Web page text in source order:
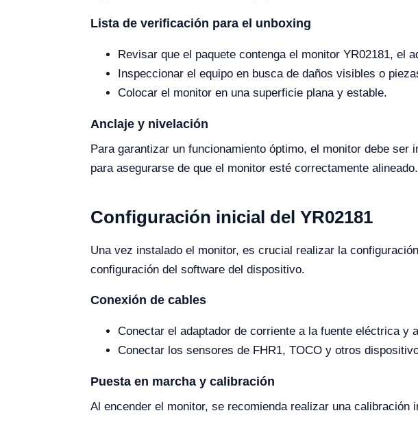
Lista de verificación para el unboxing
Revisar que el paquete contenga el monitor YR02181, el
Inspeccionar el equipo en busca de daños visibles o
Colocar el monitor en una superficie plana y estable.
Anclaje y nivelación
Para garantizar un funcionamiento óptimo, el monitor debe
para asegurarse de que el monitor esté correctamente
Configuración inicial del YR02181
Una vez instalado el monitor, es crucial realizar la
configuración del software del dispositivo.
Conexión de cables
Conectar el adaptador de corriente a la fuente eléctrica y
Conectar los sensores de FHR1, TOCO y otros
Puesta en marcha y calibración
Al encender el monitor, se recomienda realizar una calibración